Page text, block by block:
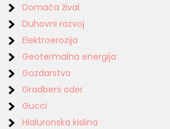
Domača žival
Duhovni razvoj
Elektroerozija
Geotermalna energija
Gozdarstvo
Gradbeni oder
Gucci
Hialuronska kislina